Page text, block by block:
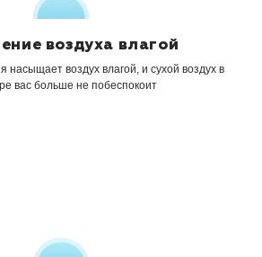
воздуха влагой
насыщает воздух влагой, и сухой воздух в
вас больше не побеспокоит